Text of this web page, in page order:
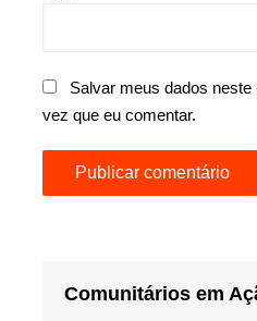
Salvar meus dados
vez que eu comentar.
Comunitários em